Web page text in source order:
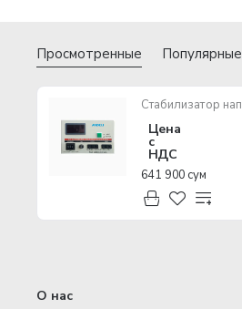
Просмотренные Популярные
Цена
с
НДС
641 900 сум
О нас